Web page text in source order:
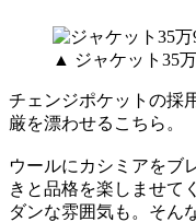
▲ ジャケット35
チェンジポケットの採
厳を漂わせるこちら。
ウールにカシミアをブ
きと品格を楽しませて
ダンな雰囲気も。そん